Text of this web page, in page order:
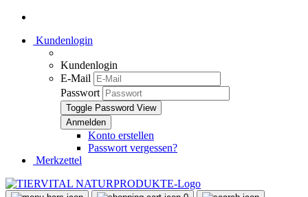
Kundenlogin
Kundenlogin
E-Mail
Passwort
Toggle Password View
Konto erstellen
Passwort vergessen?
Merkzettel